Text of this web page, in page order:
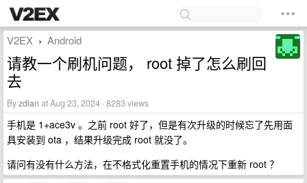
V2EX › Android
请教一个刷机问题， root 掉了怎么刷回
去
Byzdian at Aug 23, 2024 · 8283 views
手机是 1+ace3v 。之前 root 好了，但是有次升级的时候忘了先用面
具安装到 ota ，结果升级完成 root 就没了。
请问有没有什么方法，在不格式化重置手机的情况下重新 root ？